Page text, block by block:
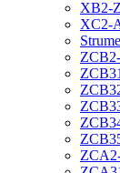
XB2-
XC2-